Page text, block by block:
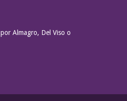
Almagro, Del Viso o